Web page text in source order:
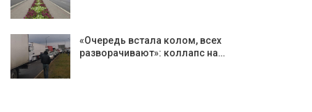
«Очередь встала колом, всех
разворачивают»: коллапс на…